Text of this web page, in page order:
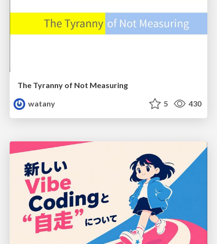
The Tyranny of Not Measuring
watany
5 430